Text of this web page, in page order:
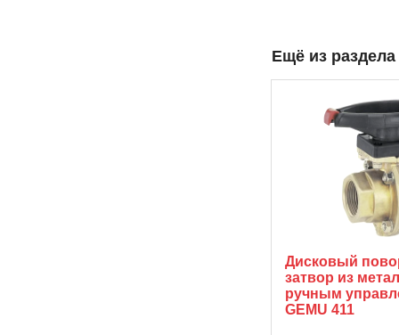
Ещё из раздела
Дисковый
затвор из
ручным
GEMU 411